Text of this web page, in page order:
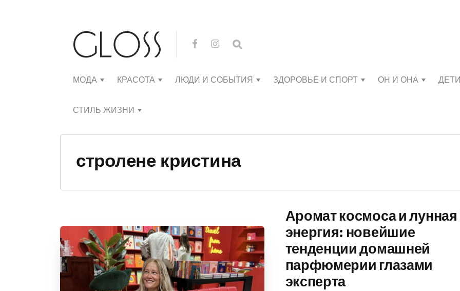
МОДА КРАСОТА ЛЮДИ И СОБЫТИЯ ЗДОРОВЬЕ И СПОРТ ОН И ОНА ДЕТИ
СТИЛЬ ЖИЗНИ
стролене кристина
Аромат космоса и лунная
энергия: новейшие
тенденции домашней
парфюмерии глазами
эксперта